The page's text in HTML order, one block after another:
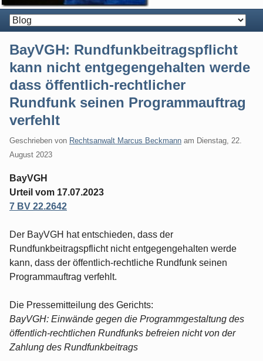
BayVGH: Rundfunkbeitragspflicht
kann nicht entgegengehalten werde
dass öffentlich-rechtlicher
Rundfunk seinen Programmauftrag
verfehlt
Geschrieben von Rechtsanwalt Marcus Beckmann am Dienstag, 22.
August 2023
BayVGH
Urteil vom 17.07.2023
7 BV 22.2642
Der BayVGH hat entschieden, dass der
Rundfunkbeitragspflicht nicht entgegengehalten werde
kann, dass der öffentlich-rechtliche Rundfunk seinen
Programmauftrag verfehlt.
Die Pressemitteilung des Gerichts:
BayVGH: Einwände gegen die Programmgestaltung des
öffentlich-rechtlichen Rundfunks befreien nicht von der
Zahlung des Rundfunkbeitrags